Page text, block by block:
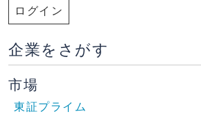
ログイン
企業をさがす
市場
東証プライム